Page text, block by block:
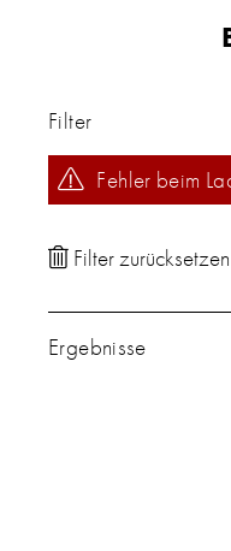
Filter
Fehler beim
Ergebnisse